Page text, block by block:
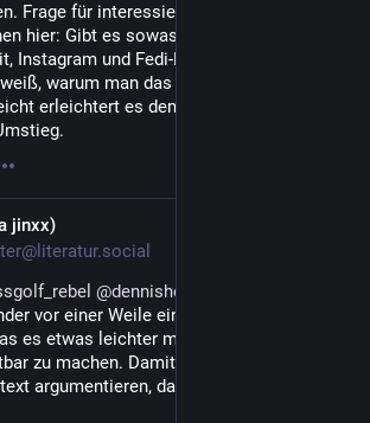
Frage für interessierte aber noch etwas
hier: Gibt es sowas wie
Instagram und Fedi-Plattformen zu
warum man das eigentlich nicht
erleichtert es dem einen oder der
jinxx)
@dennishorn
vor einer Weile ein Tool
es etwas leichter macht, Fediverse-
zu machen. Damit kann man auch im
argumentieren, dass man einen Fedi-